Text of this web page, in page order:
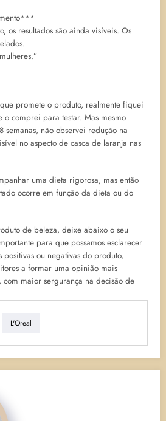
os resultados são ainda visíveis. Os
promete o produto, realmente fiquei
o comprei para testar. Mas mesmo
não observei redução na
no aspecto de casca de laranja nas
uma dieta rigorosa, mas então
ocorre em função da dieta ou do
de beleza, deixe abaixo o seu
para que possamos esclarecer
ou negativas do produto,
a formar uma opinião mais
com maior sergurança na decisão de
L'Oreal